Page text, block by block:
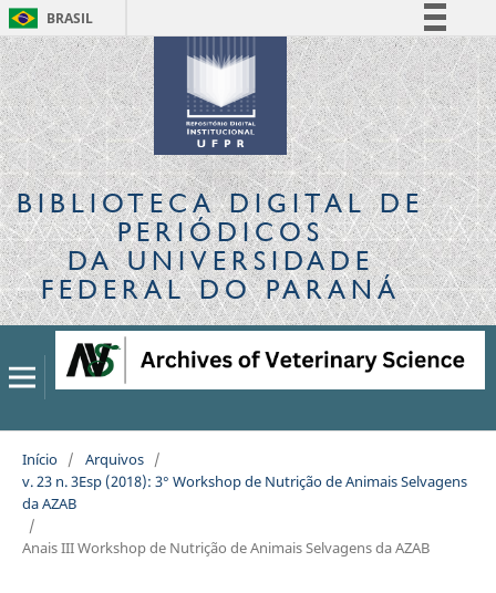
BRASIL
Simplifique!
Comunica BR
Participe
Acesso à informação
Legislação
Canais
BIBLIOTECA DIGITALDE
PERIÓDICOS
DA UNIVERSIDADE
FEDERAL DO PARANÁ
Início / Arquivos /
v. 23 n. 3Esp (2018): 3° Workshop de Nutrição de Animais Selvagens
da AZAB
/
Anais III Workshop de Nutrição de Animais Selvagens da AZAB